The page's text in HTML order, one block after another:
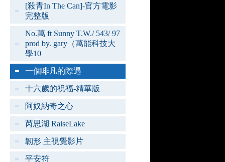
[殺青In The Can]-官方電影
完整版
No.萬 ft Sunny T.W./ 543/ 97
prod by. gary（萬能科技大
學10
一個啡凡的際遇
十六歲的祝福-精華版
阿奴納奇之心
芮思湖 RaiseLake
韌形 主視覺影片
平安符